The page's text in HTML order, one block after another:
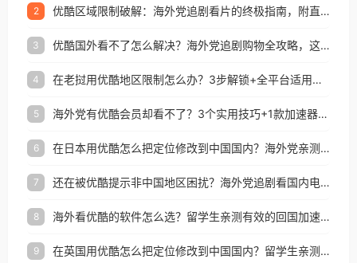
2 优酷区域限制破解：海外党追剧看片的终极指南，附直播欧冠+1905电影网解决方案
3 优酷国外看不了怎么解决？海外党追剧购物全攻略，这招亲测有效！
4 在老挝用优酷地区限制怎么办？3步解锁+全平台适用的回国加速器指南
5 海外党有优酷会员却看不了？3个实用技巧+1款加速器解决追剧&金融APP难题
6 在日本用优酷怎么把定位修改到中国国内？海外党亲测有效的回国加速指南
7 还在被优酷提示非中国地区困扰？海外党追剧看国内电影的正确打开方式
8 海外看优酷的软件怎么选？留学生亲测有效的回国加速方案
9 在英国用优酷怎么把定位修改到中国国内？留学生亲测有效的回国加速方案